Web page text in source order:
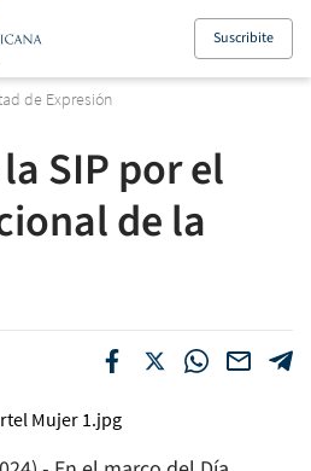
Suscribite
de Expresión
SIP por el
de la